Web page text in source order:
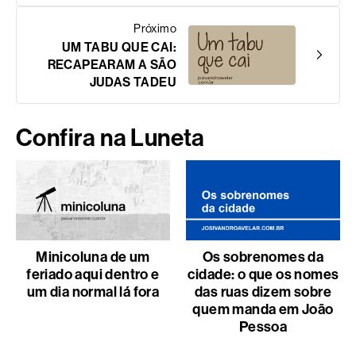
Próximo
UM TABU QUE CAI:
RECAPEARAM A SÃO
JUDAS TADEU
Confira na Luneta
Minicoluna de um
feriado aqui dentro e
um dia normal lá fora
Os sobrenomes da
cidade: o que os nomes
das ruas dizem sobre
quem manda em João
Pessoa